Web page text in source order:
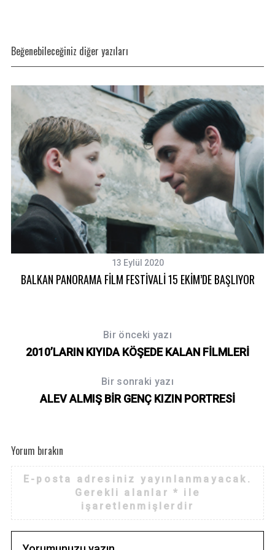
Beğenebileceğiniz diğer yazıları
13 Eylül 2020
BALKAN PANORAMA FİLM FESTİVALİ 15 EKİM’DE BAŞLIYOR
Bir önceki yazı
2010’LARIN KIYIDA KÖŞEDE KALAN FİLMLERİ
Bir sonraki yazı
ALEV ALMIŞ BİR GENÇ KIZIN PORTRESİ
Yorum bırakın
E-posta adresiniz yayınlanmayacak.
Gerekli alanlar* ile
işaretlenmişlerdir